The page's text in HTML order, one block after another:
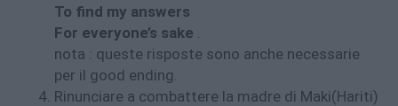
To find my answers
For everyone’s sake .
nota : queste risposte sono anche necessarie
per il good ending.
Rinunciare a combattere la madre di Maki(Hariti)